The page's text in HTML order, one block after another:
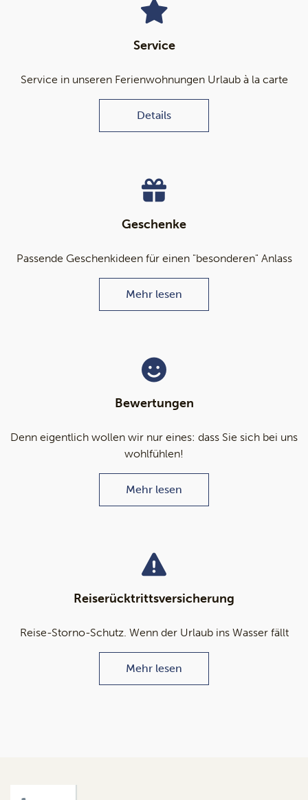
Service
Service in unseren Ferienwohnungen Urlaub à la carte
Details
Geschenke
Passende Geschenkideen für einen "besonderen" Anlass
Mehr lesen
Bewertungen
Denn eigentlich wollen wir nur eines: dass Sie sich bei uns
wohlfühlen!
Mehr lesen
Reiserücktrittsversicherung
Reise-Storno-Schutz. Wenn der Urlaub ins Wasser fällt
Mehr lesen